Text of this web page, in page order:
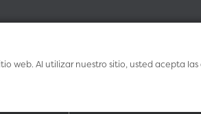
web. Al utilizar nuestro sitio, usted acepta